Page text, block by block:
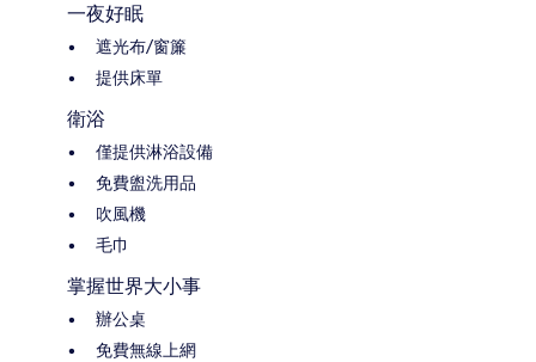
一夜好眠
遮光布/窗簾
提供床單
衛浴
僅提供淋浴設備
免費盥洗用品
吹風機
毛巾
掌握世界大小事
辦公桌
免費無線上網